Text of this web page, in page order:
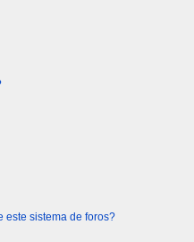
este sistema de foros?